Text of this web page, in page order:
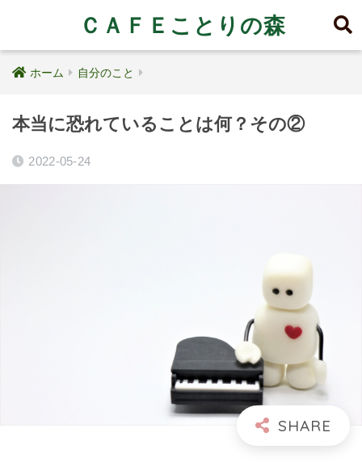
ＣＡＦＥことりの森
ホーム 自分のこと
本当に恐れていることは何？その②
2022-05-24